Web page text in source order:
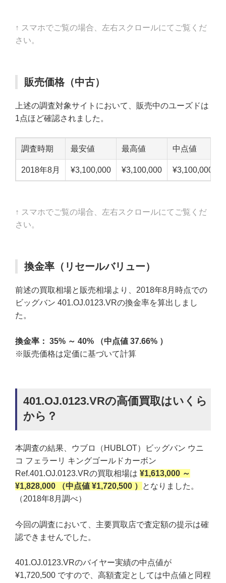
↑ スマホでご覧の場合、左右スクロールにてご覧くだ
さい。
販売価格（中古）
上述の調査対象サイトにおいて、販売中のユーズドは
1点ほど確認されました。
調査時期 最安値 最高値 中点値
2018年8月 ¥3,100,000 ¥3,100,000 ¥3,100,000
↑ スマホでご覧の場合、左右スクロールにてご覧くだ
さい。
換金率（リセールバリュー）
前述の買取相場と販売相場より、2018年8月時点での
ビッグバン 401.OJ.0123.VRの換金率を算出しまし
た。
換金率： 35% ～ 40% （中点値 37.66% ）
※販売価格は定価に基づいて計算
401.OJ.0123.VRの高価買取はいくら
から？
本調査の結果、ウブロ（HUBLOT）ビッグバン ウニ
コ フェラーリ キングゴールドカーボン
Ref.401.OJ.0123.VRの買取相場は ¥1,613,000 ～
¥1,828,000 （中点値 ¥1,720,500 ）
となりました。
（2018年8月調べ）
今回の調査において、主要買取店で査定額の提示は確
認できませんでした。
401.OJ.0123.VRのバイヤー実績の中点値が
¥1,720,500 ですので、高額査定としては中点値と同程